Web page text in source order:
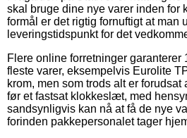
skal bruge dine nye varer inden for
formål er det rigtig fornuftigt at man
leveringstidspunkt for det
Flere online forretninger garanterer
fleste varer, eksempelvis Eurolite
krom, men som trods alt er
før et fastsat klokkeslæt, med
sandsynligvis kan nå at få de nye
forinden pakkepersonalet tager